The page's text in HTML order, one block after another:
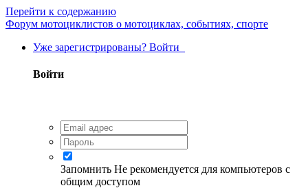
Перейти к содержанию
Форум мотоциклистов о мотоциклах, событиях, спорте
Уже зарегистрированы? Войти
Войти
Запомнить Не рекомендуется для компьютеров с
общим доступом